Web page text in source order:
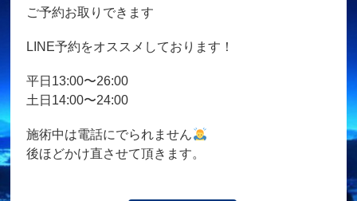
ご予約お取りできます
LINE予約をオススメしております！
平日13:00〜26:00
土日14:00〜24:00
施術中は電話にでられません
後ほどかけ直させて頂きます。